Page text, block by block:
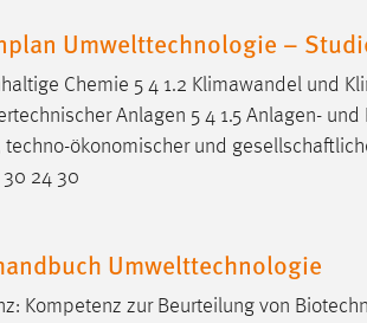
Umwelttechnologie –
Chemie 5 4 1.2 Klimawandel und
Anlagen 5 4 1.5 Anlagen-
techno-ökonomischer und
24 30
Umwelttechnologie
Kompetenz zur Beurteilung von